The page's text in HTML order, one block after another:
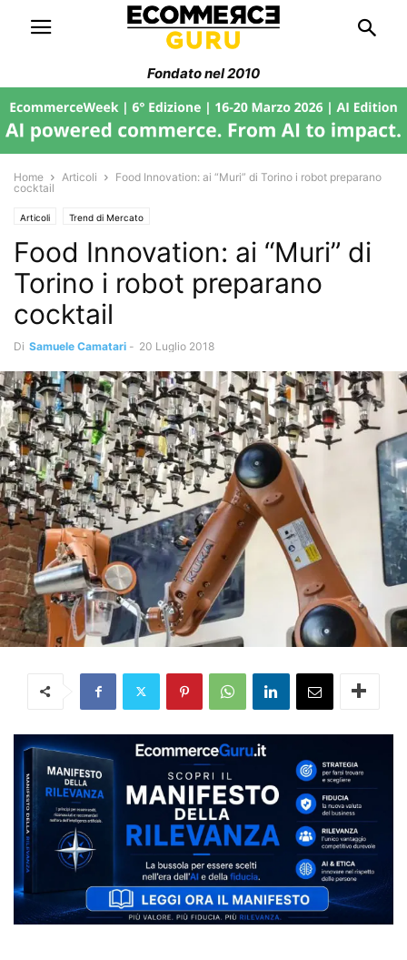
Fondato nel 2010
Home Articoli
Food Innovation: ai “Muri” di Torino i robot preparano
cocktail
Articoli Trend di Mercato
Food Innovation: ai “Muri” di
Torino i robot preparano
cocktail
Di Samuele Camatari - 20 Luglio 2018